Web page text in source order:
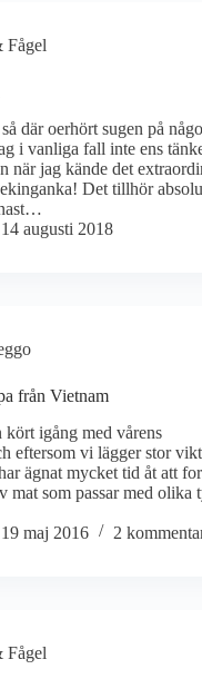
där oerhört sugen på
i vanliga fall inte ens
när jag kände det
Det tillhör
14 augusti 2018
från Vietnam
igång med vårens
eftersom vi lägger stor
ägnat mycket tid åt att
mat som passar med olika
19 maj 2016 2